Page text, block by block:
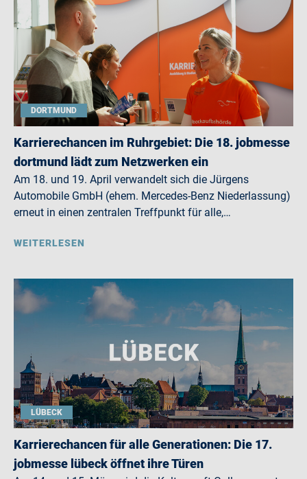
DORTMUND
Karrierechancen im Ruhrgebiet: Die 18. jobmesse
dortmund lädt zum Netzwerken ein
Am 18. und 19. April verwandelt sich die Jürgens
Automobile GmbH (ehem. Mercedes-Benz Niederlassung)
erneut in einen zentralen Treffpunkt für alle,…
WEITERLESEN
LÜBECK
Karrierechancen für alle Generationen: Die 17.
jobmesse lübeck öffnet ihre Türen